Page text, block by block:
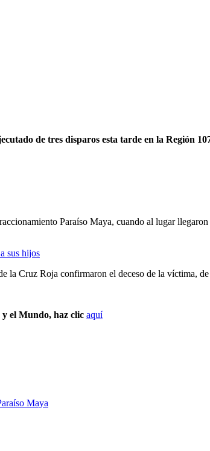
de tres disparos esta tarde en la Región
Paraíso Maya, cuando al lugar
sus hijos
la Cruz Roja confirmaron el deceso de la víctima,
y el Mundo, haz clic aquí
Maya